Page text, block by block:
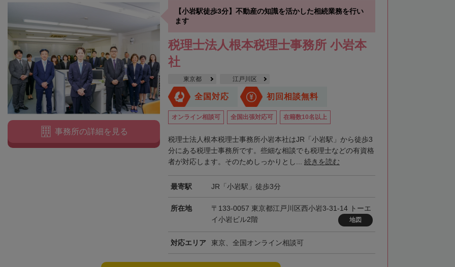
【小岩駅徒歩3分】不動産の知識を活かした相続業務を行い
ます
税理士法人根本税理士事務所 小岩本
社
東京都 江戸川区
全国対応 初回相談無料
オンライン相談可 全国出張対応可 在籍数10名以上
税理士法人根本税理士事務所小岩本社はJR「小岩駅」から徒歩3
分にある税理士事務所です。些細な相談でも税理士などの有資格
者が対応します。そのためしっかりとし... 続きを読む
最寄駅 JR「小岩駅」徒歩3分
所在地
〒133-0057 東京都江戸川区西小岩3-31-14 トーエ
イ小岩ビル2階
地図
対応エリア 東京、全国オンライン相談可
事務所の詳細を見る